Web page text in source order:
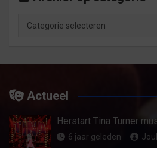
categorie
Actueel
Herstart Tina Turner
6 jaar geleden